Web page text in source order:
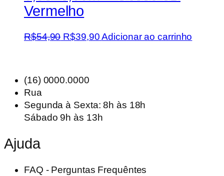
Vermelho
R$54,90 O
R$54,90.
R$39,90O
Adicionar ao carrinho
(16) 0000.0000
Rua
Segunda à Sexta: 8h às 18h
Sábado 9h às 13h
Ajuda
FAQ - Perguntas Frequêntes